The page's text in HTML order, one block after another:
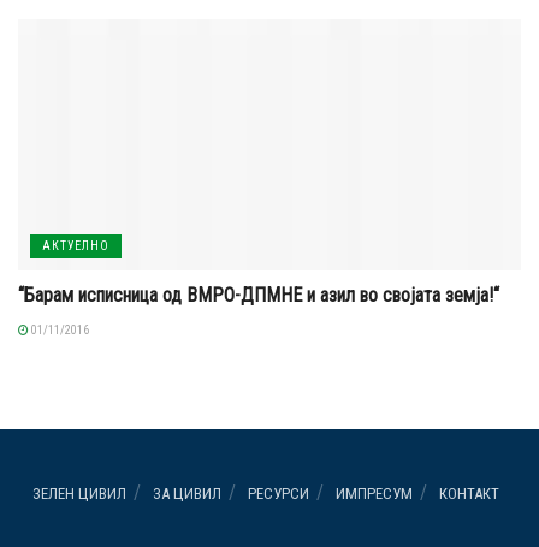
АКТУЕЛНО
“Барам исписница од ВМРО-ДПМНЕ и азил во својата земја!“
01/11/2016
ЗЕЛЕН ЦИВИЛ ЗА ЦИВИЛ РЕСУРСИ ИМПРЕСУМ КОНТАКТ